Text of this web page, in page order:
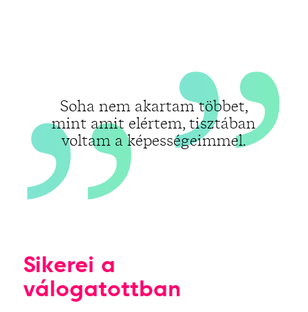
Soha nem akartam többet,
mint amit elértem, tisztában
voltam a képességeimmel.
Sikerei a
válogatottban